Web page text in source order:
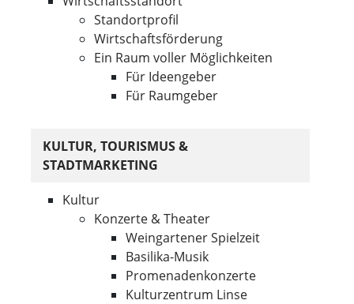
Standortprofil
Wirtschaftsförderung
Ein Raum voller Möglichkeiten
Für Ideengeber
Für Raumgeber
KULTUR, TOURISMUS &
STADTMARKETING
Kultur
Konzerte & Theater
Weingartener Spielzeit
Basilika-Musik
Promenadenkonzerte
Kulturzentrum Linse